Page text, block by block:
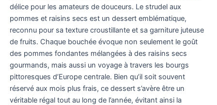
délice pour les amateurs de douceurs. Le strudel aux
pommes et raisins secs est un dessert emblématique,
reconnu pour sa texture croustillante et sa garniture juteuse
de fruits. Chaque bouchée évoque non seulement le goût
des pommes fondantes mélangées à des raisins secs
gourmands, mais aussi un voyage à travers les bourgs
pittoresques d’Europe centrale. Bien qu’il soit souvent
réservé aux mois plus frais, ce dessert s’avère être un
véritable régal tout au long de l’année, évitant ainsi la